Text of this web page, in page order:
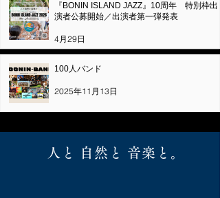
『BONIN ISLAND JAZZ』10周年 特別枠出
演者公募開始／出演者第一弾発表
4月29日
100人バンド
2025年11月13日
1/16
人と 自然と 音楽と。